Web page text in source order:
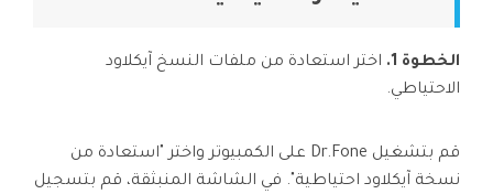
الخطوة 1.
اختر استعادة من ملفات النسخ آيكلاود
الاحتياطي.
قم بتشغيل Dr.Fone على الكمبيوتر واختر "استعادة من
نسخة آيكلاود احتياطية". في الشاشة المنبثقة، قم بتسجيل